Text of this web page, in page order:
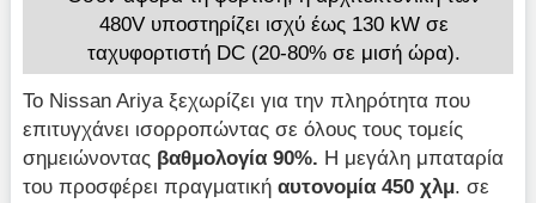
480V υποστηρίζει ισχύ έως 130 kW σε
ταχυφορτιστή DC (20-80% σε μισή ώρα).
Το Nissan Ariya ξεχωρίζει για την πληρότητα που
επιτυγχάνει ισορροπώντας σε όλους τους τομείς
σημειώνοντας βαθμολογία 90%. Η μεγάλη μπαταρία
του προσφέρει πραγματικήαυτονομία 450 χλμ. σε